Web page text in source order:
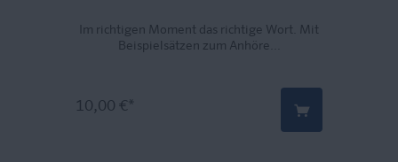
Im richtigen Moment das richtige Wort. Mit
Beispielsätzen zum Anhöre...
10,00 €*